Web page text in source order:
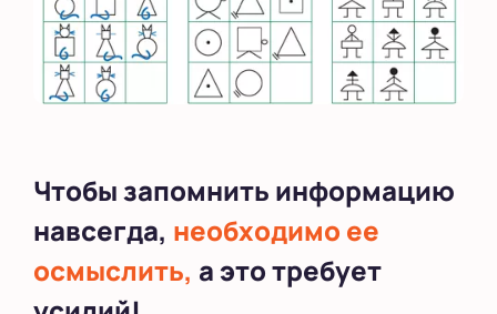
Чтобы запомнить информацию
навсегда, необходимо ее
осмыслить, а это требует